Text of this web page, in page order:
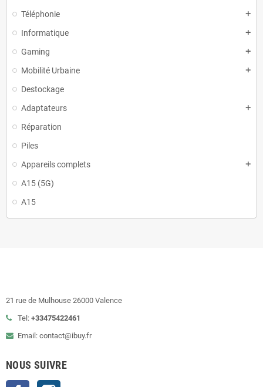
Téléphonie add
Informatique add
Gaming add
Mobilité Urbaine add
Destockage
Adaptateurs
add
Réparation
Piles
Appareils complets
add
A15 (5G)
A15
21 rue de Mulhouse 26000 Valence
Tel: +33475422461
Email: contact@ibuy.fr
NOUS SUIVRE